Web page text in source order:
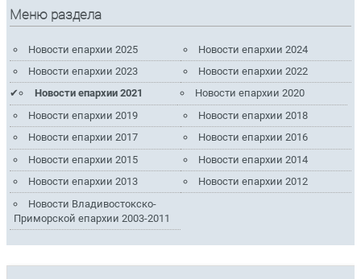
Меню раздела
Новости епархии 2025
Новости епархии 2024
Новости епархии 2023
Новости епархии 2022
Новости епархии 2021
Новости епархии 2020
Новости епархии 2019
Новости епархии 2018
Новости епархии 2017
Новости епархии 2016
Новости епархии 2015
Новости епархии 2014
Новости епархии 2013
Новости епархии 2012
Новости Владивостокско-
Приморской епархии 2003-2011